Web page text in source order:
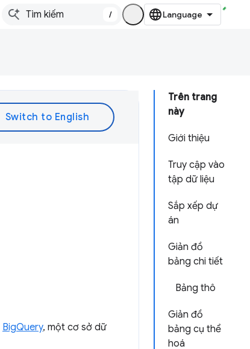
/
Trên trang
này
Giới thiệu
Truy cập vào
tập dữ liệu
Sắp xếp dự
án
Giản đồ
bảng chi tiết
Bảng thô
Giản đồ
bảng cụ thể
hoá
BigQuery, một cơ sở dữ